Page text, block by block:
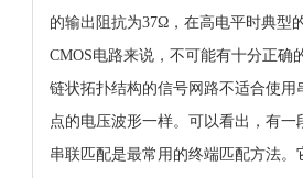
的输出阻抗为37Ω，在高电平时典型
CMOS电路来说，不可能有十分正确
链状拓扑结构的信号网路不适合使
点的电压波形一样。可以看出，有
串联匹配是最常用的终端匹配方法